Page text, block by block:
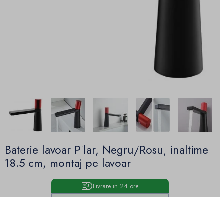
Baterie lavoar Pilar, Negru/Rosu, inaltime
18.5 cm, montaj pe lavoar
Livrare in 24 ore